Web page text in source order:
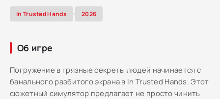
In Trusted Hands , 2026
Об игре
Погружение в грязные секреты людей начинается с
банального разбитого экрана в In Trusted Hands. Этот
сюжетный симулятор предлагает не просто чинить